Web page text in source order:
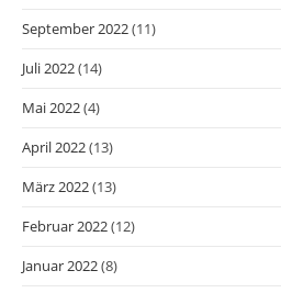
September 2022(11)
Juli 2022(14)
Mai 2022(4)
April 2022(13)
März 2022(13)
Februar 2022(12)
Januar 2022(8)